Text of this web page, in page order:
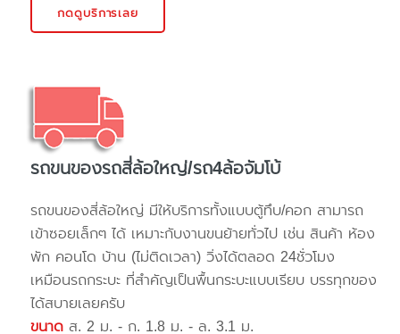
กดดูบริการเลย
รถขนของรถสี่ล้อใหญ่/รถ4ล้อจัมโบ้
รถขนของสี่ล้อใหญ่ มีให้บริการทั้งแบบตู้ทึบ/คอก สามารถ
เข้าซอยเล็กๆ ได้ เหมาะกับงานขนย้ายทั่วไป เช่น สินค้า ห้อง
พัก คอนโด บ้าน (ไม่ติดเวลา) วิ่งได้ตลอด 24ชั่วโมง
เหมือนรถกระบะ ที่สำคัญเป็นพื้นกระบะแบบเรียบ บรรทุกของ
ได้สบายเลยครับ
ขนาด ส. 2 ม. - ก. 1.8 ม. - ล. 3.1 ม.